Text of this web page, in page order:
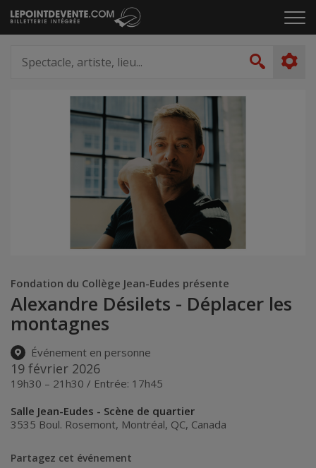
Passer
au
le
artiste,
lieu...
Fondation du Collège Jean-Eudes présente
Alexandre Désilets - Déplacer les
montagnes
Événement en personne
19 février 2026
19h30 – 21h30 / Entrée: 17h45
Salle Jean-Eudes - Scène de quartier
3535 Boul. Rosemont, Montréal, QC, Canada
Partagez cet événement